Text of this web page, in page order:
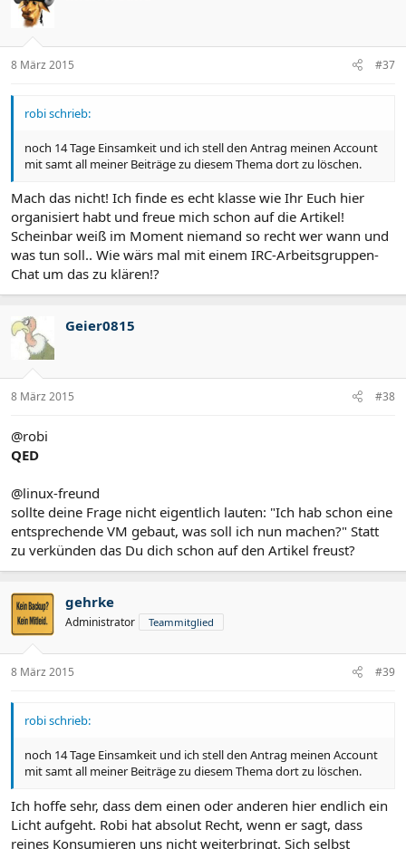
8 März 2015 #37
robi schrieb:
noch 14 Tage Einsamkeit und ich stell den Antrag meinen Account
mit samt all meiner Beiträge zu diesem Thema dort zu löschen.
Mach das nicht! Ich finde es echt klasse wie Ihr Euch hier
organisiert habt und freue mich schon auf die Artikel!
Scheinbar weiß im Moment niemand so recht wer wann und
was tun soll.. Wie wärs mal mit einem IRC-Arbeitsgruppen-
Chat um das zu klären!?
Geier0815
8 März 2015 #38
@robi
QED
@linux-freund
sollte deine Frage nicht eigentlich lauten: "Ich hab schon eine
entsprechende VM gebaut, was soll ich nun machen?" Statt
zu verkünden das Du dich schon auf den Artikel freust?
gehrke
Administrator Teammitglied
8 März 2015 #39
robi schrieb:
noch 14 Tage Einsamkeit und ich stell den Antrag meinen Account
mit samt all meiner Beiträge zu diesem Thema dort zu löschen.
Ich hoffe sehr, dass dem einen oder anderen hier endlich ein
Licht aufgeht. Robi hat absolut Recht, wenn er sagt, dass
reines Konsumieren uns nicht weiterbringt. Sich selbst